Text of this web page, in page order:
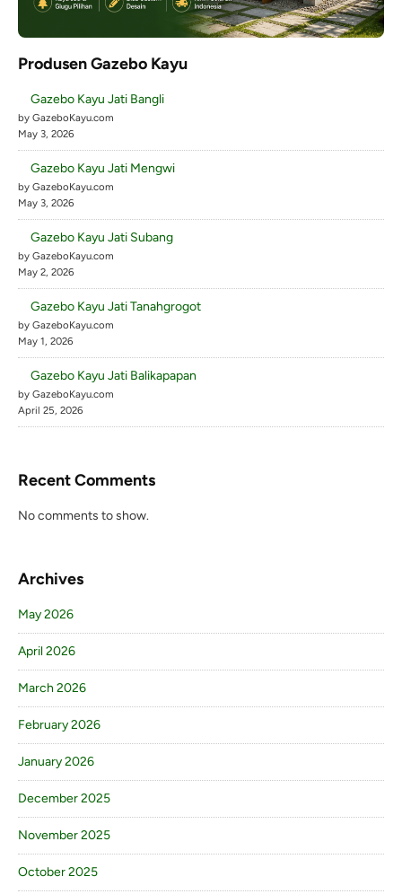
Produsen Gazebo Kayu
Gazebo Kayu Jati Bangli
by GazeboKayu.com
May 3, 2026
Gazebo Kayu Jati Mengwi
by GazeboKayu.com
May 3, 2026
Gazebo Kayu Jati Subang
by GazeboKayu.com
May 2, 2026
Gazebo Kayu Jati Tanahgrogot
by GazeboKayu.com
May 1, 2026
Gazebo Kayu Jati Balikapapan
by GazeboKayu.com
April 25, 2026
Recent Comments
No comments to show.
Archives
May 2026
April 2026
March 2026
February 2026
January 2026
December 2025
November 2025
October 2025